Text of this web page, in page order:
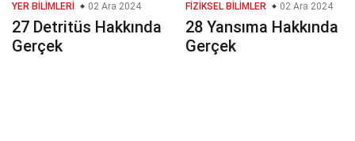
YER BILIMLERI 02 Ara 2024
27 Detritüs Hakkında
Gerçek
FIZIKSEL BILIMLER 02 Ara 2024
28 Yansıma Hakkında
Gerçek